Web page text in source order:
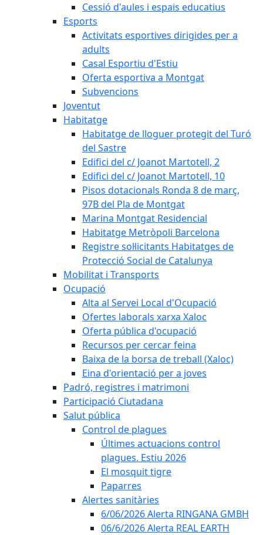
Cessió d'aules i espais educatius
Esports
Activitats esportives dirigides per a
adults
Casal Esportiu d'Estiu
Oferta esportiva a Montgat
Subvencions
Joventut
Habitatge
Habitatge de lloguer protegit del Turó
del Sastre
Edifici del c/ Joanot Martotell, 2
Edifici del c/ Joanot Martotell, 10
Pisos dotacionals Ronda 8 de març,
97B del Pla de Montgat
Marina Montgat Residencial
Habitatge Metròpoli Barcelona
Registre sol·licitants Habitatges de
Protecció Social de Catalunya
Mobilitat i Transports
Ocupació
Alta al Servei Local d'Ocupació
Ofertes laborals xarxa Xaloc
Oferta pública d'ocupació
Recursos per cercar feina
Baixa de la borsa de treball (Xaloc)
Eina d'orientació per a joves
Padró, registres i matrimoni
Participació Ciutadana
Salut pública
Control de plagues
Últimes actuacions control
plagues. Estiu 2026
El mosquit tigre
Paparres
Alertes sanitàries
6/06/2026 Alerta RINGANA GMBH
06/6/2026 Alerta REAL EARTH